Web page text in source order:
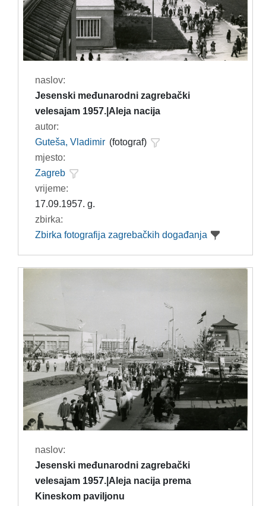
naslov:
Jesenski međunarodni zagrebački
velesajam 1957.|Aleja nacija
autor:
Guteša, Vladimir (fotograf)
mjesto:
Zagreb
vrijeme:
17.09.1957. g.
zbirka:
Zbirka fotografija zagrebačkih događanja
naslov:
Jesenski međunarodni zagrebački
velesajam 1957.|Aleja nacija prema
Kineskom paviljonu